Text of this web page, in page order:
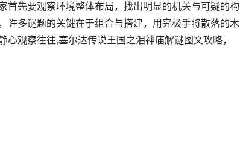
首先要观察环境整体布局，找出明显的机关与可疑的构
许多谜题的关键在于组合与搭建，用究极手将散落的木
观察往往,塞尔达传说王国之泪神庙解谜图文攻略，